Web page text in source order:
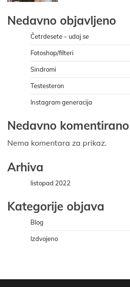
Nedavno objavljeno
Četrdesete – udaj se
Fotoshop/filteri
Sindromi
Testesteron
Instagram generacija
Nedavno komentirano
Nema komentara za prikaz.
Arhiva
listopad 2022
Kategorije objava
Blog
Izdvojeno